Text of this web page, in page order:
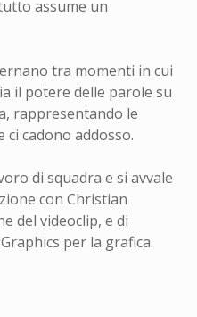
assume un
tra momenti in cui
il potere delle parole su
rappresentando le
cadono addosso.
di squadra e si avvale
con Christian
del videoclip, e di
per la grafica.